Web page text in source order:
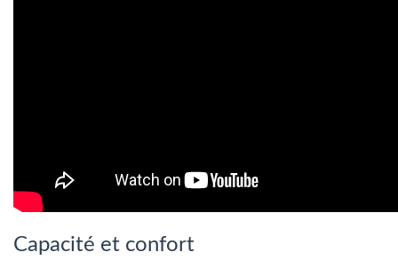
Capacité et confort